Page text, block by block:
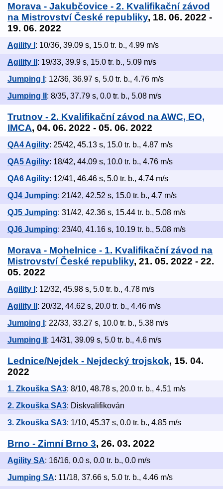
Morava - Jakubčovice - 2. Kvalifikační závod
na Mistrovství České republiky, 18. 06. 2022 -
19. 06. 2022
Agility I : 10/36, 39.09 s, 15.0 tr. b., 4.99 m/s
Agility II : 19/33, 39.9 s, 15.0 tr. b., 5.09 m/s
Jumping I : 12/36, 36.97 s, 5.0 tr. b., 4.76 m/s
Jumping II : 8/35, 37.79 s, 0.0 tr. b., 5.08 m/s
Trutnov - 2. Kvalifikační závod na AWC, EO,
IMCA, 04. 06. 2022 - 05. 06. 2022
QA4 Agility: 25/42, 45.13 s, 15.0 tr. b., 4.87 m/s
QA5 Agility: 18/42, 44.09 s, 10.0 tr. b., 4.76 m/s
QA6 Agility: 12/41, 46.46 s, 5.0 tr. b., 4.74 m/s
QJ4 Jumping: 21/42, 42.52 s, 15.0 tr. b., 4.7 m/s
QJ5 Jumping: 31/42, 42.36 s, 15.44 tr. b., 5.08 m/s
QJ6 Jumping: 23/40, 41.16 s, 10.19 tr. b., 5.08 m/s
Morava - Mohelnice - 1. Kvalifikační závod na
Mistrovství České republiky, 21. 05. 2022 - 22.
05. 2022
Agility I : 12/32, 45.98 s, 5.0 tr. b., 4.78 m/s
Agility II : 20/32, 44.62 s, 20.0 tr. b., 4.46 m/s
Jumping I : 22/33, 33.27 s, 10.0 tr. b., 5.38 m/s
Jumping II : 14/31, 39.09 s, 5.0 tr. b., 4.6 m/s
Lednice/Nejdek - Nejdecký trojskok, 15. 04.
2022
1. Zkouška SA3: 8/10, 48.78 s, 20.0 tr. b., 4.51 m/s
2. Zkouška SA3: Diskvalifikován
3. Zkouška SA3: 1/10, 45.37 s, 0.0 tr. b., 4.85 m/s
Brno - Zimní Brno 3, 26. 03. 2022
Agility SA: 16/16, 0.0 s, 0.0 tr. b., 0.0 m/s
Jumping SA: 11/18, 37.66 s, 5.0 tr. b., 4.46 m/s